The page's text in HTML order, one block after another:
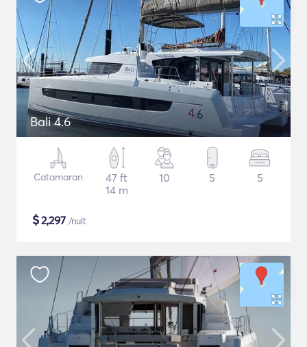
Bali 4.6
Catamaran
47 ft
14 m
10 5 5
$2,297 /nuit